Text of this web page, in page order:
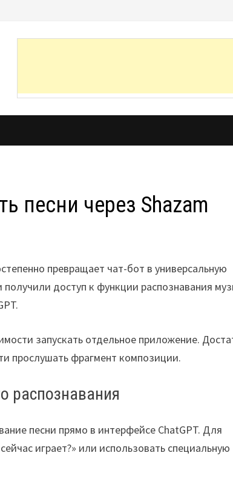
песни через Shazam
превращает чат-бот в универсальную
доступ к функции распознавания
запускать отдельное приложение.
прослушать фрагмент композиции.
распознавания
песни прямо в интерфейсе ChatGPT. Для
играет?» или использовать специальную